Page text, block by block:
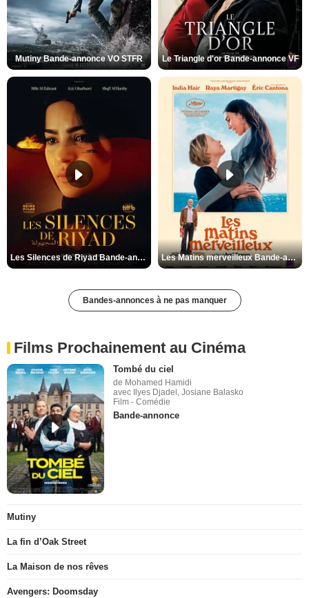
Mutiny Bande-annonce VO STFR Le Triangle d'or Bande-annonce VF
Les Silences de Riyad Bande-annonce VO STFR Les Matins merveilleux Bande-annonce VF
Bandes-annonces à ne pas manquer
Films Prochainement au Cinéma
Tombé du ciel
de Mohamed Hamidi
avec Ilyes Djadel, Josiane Balasko
Film - Comédie
Bande-annonce
Mutiny
La fin d’Oak Street
La Maison de nos rêves
Avengers: Doomsday